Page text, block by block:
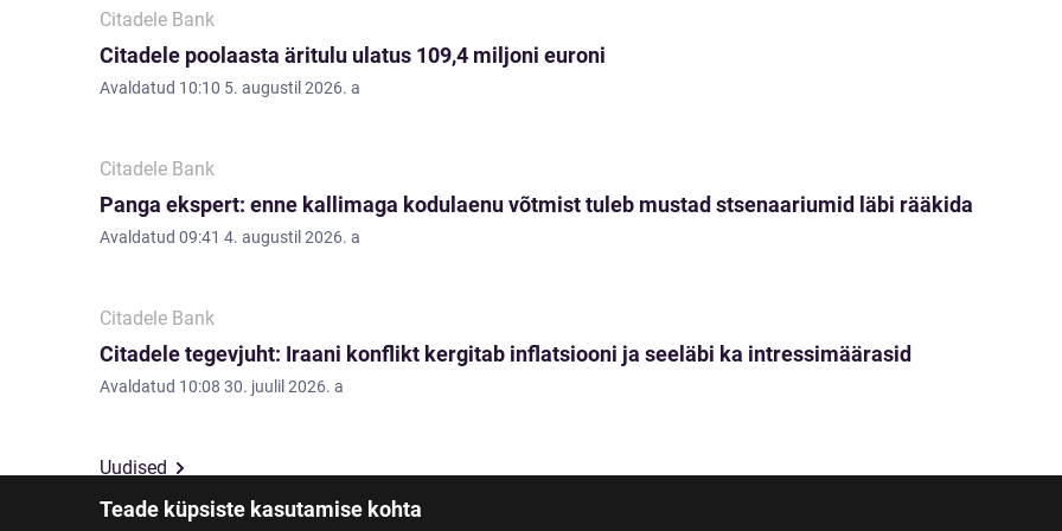
Teade küpsiste kasutamise kohta
Citadele Bank
Citadele poolaasta äritulu ulatus 109,4 miljoni euroni
Avaldatud 10:10 5. augustil 2026. a
Citadele Bank
Panga ekspert: enne kallimaga kodulaenu võtmist tuleb mustad stsenaariumid läbi rääkida
Avaldatud 09:41 4. augustil 2026. a
Citadele Bank
Citadele tegevjuht: Iraani konflikt kergitab inflatsiooni ja seeläbi ka intressimäärasid
Avaldatud 10:08 30. juulil 2026. a
Uudised